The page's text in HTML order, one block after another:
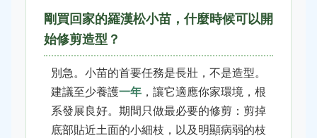
剛買回家的羅漢松小苗，什麼時候可以開
始修剪造型？
別急。小苗的首要任務是長壯，不是造型。
建議至少養護一年 ，讓它適應你家環境，根
系發展良好。期間只做最必要的修剪：剪掉
底部貼近土面的小細枝，以及明顯病弱的枝